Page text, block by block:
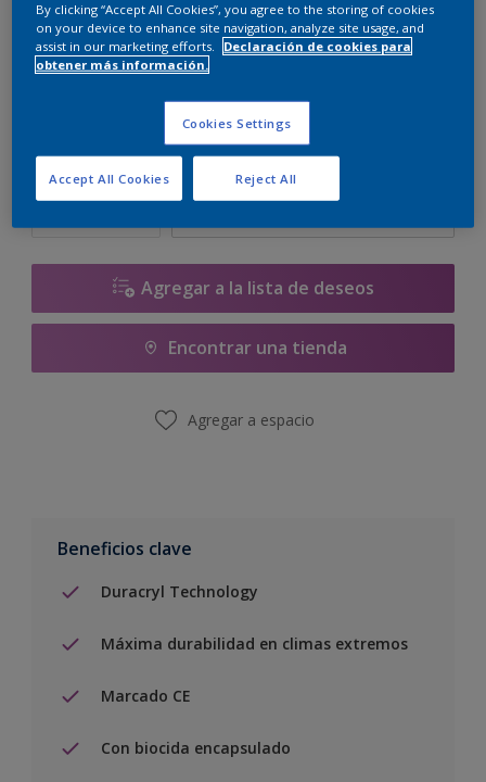
Cambiar de color
Tamaño
5 L
Cantidad Calculadora de pintura
Agregar a la lista de deseos
Encontrar una tienda
Agregar a espacio
Beneficios clave
Duracryl Technology
Máxima durabilidad en climas extremos
Marcado CE
Con biocida encapsulado
By clicking “Accept All Cookies”, you agree to the storing of cookies
on your device to enhance site navigation, analyze site usage, and
assist in our marketing efforts.
Declaración de cookies para
obtener más información.
Cookies Settings
Reject All
Accept All Cookies